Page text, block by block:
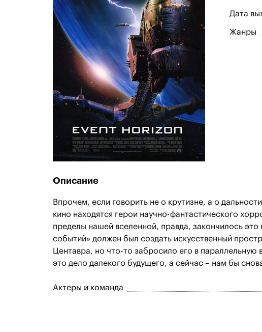
Дата
Жанры
Описание
Впрочем, если говорить не о крутизне, а о
кино находятся герои научно-фантастического
пределы нашей вселенной, правда, закончилось
событий» должен был создать искусственный
Центавра, но что-то забросило его в
это дело далекого будущего, а сейчас – нам бы
Актеры и команда